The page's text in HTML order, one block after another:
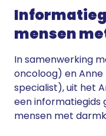
mensen
In samenwerking
oncoloog) en Anne
specialist), uit het
een informatiegids
mensen met